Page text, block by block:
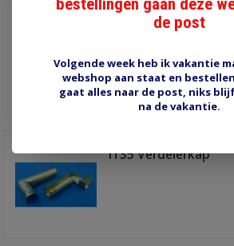
IT32-TS-SV bougie
IT35 Verdelerkap
de post
Volgende week heb ik vakantie
webshop aan staat en
gaat alles naar de post, niks
na de vakantie.